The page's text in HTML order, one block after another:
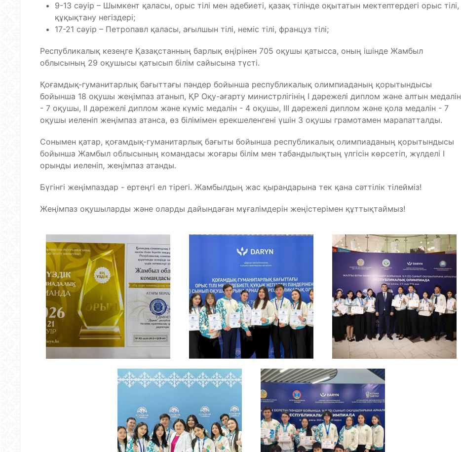
9-13 сәуір – Шымкент қаласы, орыс тілі мен әдебиеті, қазақ тілінде оқытатын мектептердегі орыс тілі,
құқықтану негіздері;
17-21 сәуір – Петропавл қаласы, ағылшын тілі, неміс тілі, француз тілі;
Республикалық кезеңге Қазақстанның барлық өңірінен 705 оқушы қатысса, оның ішінде Жамбыл
облысының 29 оқушысы қатысып білім сайысына түсті.
Қоғамдық-гуманитарлық бағыттағы пәндер бойынша республикалық олимпиаданың қорытындысы
бойынша 18 оқушы жеңімпаз атанып, ҚР Оқу-ағарту министрлігінің І дәрежелі диплом және алтын медалін
- 7 оқушы, IІ дәрежелі диплом және күміс медалін - 4 оқушы, IIІ дәрежелі диплом және қола медалін - 7
оқушы иеленіп жеңімпаз атанса, өз білімімен ерекшеленгені үшін 3 оқушы грамотамен марапатталды.
Сонымен қатар, қоғамдық-гуманитарлық бағыты бойынша республикалық олимпиаданың қорытындысы
бойынша Жамбыл облысының командасы жоғары білім мен табандылықтың үлгісін көрсетіп, жүлделі І
орынды иеленіп, жеңімпаз атанды.
Бүгінгі жеңімпаздар - ертеңгі ел тірегі. Жамбылдың жас қырандарына тек қана сәттілік тілейміз!
Жеңімпаз оқушыларды және оларды дайындаған мұғалімдерін жеңістерімен құттықтаймыз!